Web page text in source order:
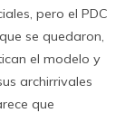
pero el PDC
se quedaron,
el modelo y
archirrivales
que